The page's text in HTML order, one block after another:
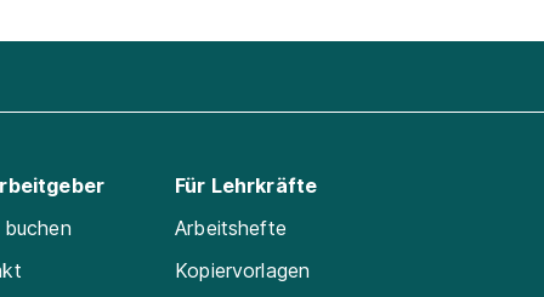
Für Lehrkräfte
Arbeitshefte
Kopiervorlagen